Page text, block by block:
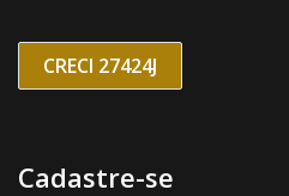
CRECI 27424J
Cadastre-se